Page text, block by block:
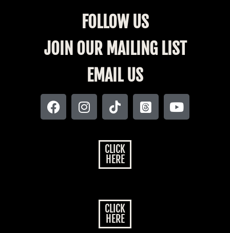
FOLLOW US
JOIN OUR MAILING LIST
EMAIL US
CLICK
HERE
CLICK
HERE